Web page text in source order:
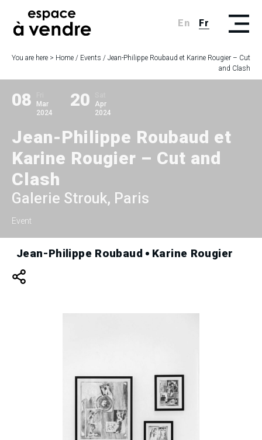
En Fr
You are here > Home / Events / Jean-Philippe Roubaud et Karine Rougier – Cut
and Clash
08
Mar
2024
20
Apr
2024
Jean-Philippe Roubaud et
Karine Rougier – Cut and
Clash
Galerie Strouk, Paris
Event
Jean-Philippe Roubaud Karine Rougier